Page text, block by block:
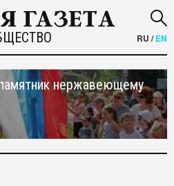
RU /EN
нержавеющему